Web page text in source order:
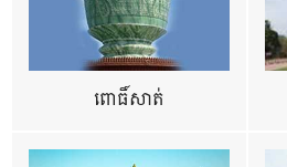
ពោធិ៍សាត់